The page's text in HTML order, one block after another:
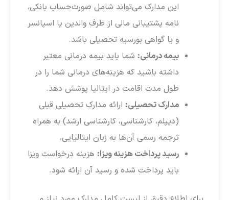
این مدارک می‌تواند شامل صورت‌حساب بانکی،
نامه پشتیبانی مالی از طرف والدین یا اسپانسر
و یا گواهی بورسیه تحصیلی باشد.
بیمه درمانی: شما باید بیمه درمانی معتبر
داشته باشید که هزینه‌های درمانی شما را در
طول مدت اقامت در ایتالیا پوشش دهد.
مدارک تحصیلی: ارائه مدارک تحصیلی قبلی
(دیپلم، کارشناسی، کارشناسی ارشد) به همراه
ترجمه رسمی آن‌ها به زبان ایتالیایی.
رسید پرداخت هزینه ویزا: هزینه درخواست ویزا
باید پرداخت شده و رسید آن ارائه شود.